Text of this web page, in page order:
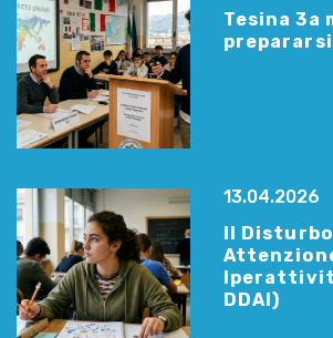
Tesina 3a
13.04.2026
Il
DDAI)